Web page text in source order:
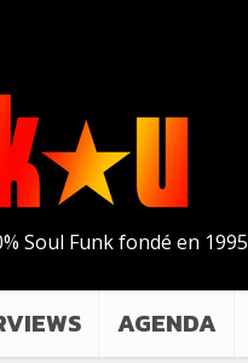
Soul Funk fondé en 1995
AGENDA